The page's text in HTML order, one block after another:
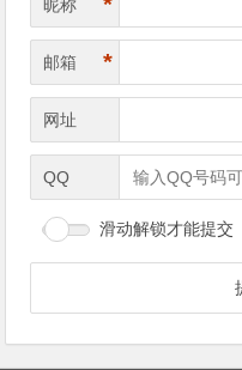
昵称
邮箱 *
网址
QQ
滑动解锁才能提交